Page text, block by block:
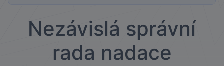
Nezávislá správní
rada nadace